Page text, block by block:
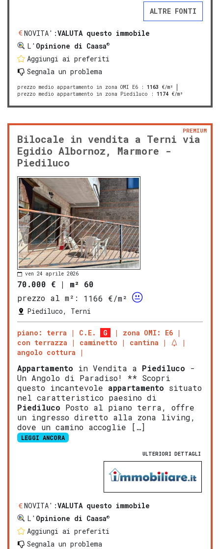
ALTRE FONTI
NOVITA':VALUTA questo immobile
L' Opinione di Caasa®
Aggiungi ai preferiti
Segnala un problema
prezzo medio appartamento in zona OMI E6 : 1163 €/m²
prezzo medio appartamento in zona Piediluco : 1174 €/m²
Bilocale in vendita a Terni via
Egidio Albornoz, Marmore -
Piediluco
PREMIUM
ven 24 aprile 2026
70.000 € | m² 60
prezzo al m²:
1166 €/m²
Piediluco, Terni
piano: terra C.E. G
zona OMI: E6
con terrazza
caminetto
cantina
angolo cottura
Appartamento in Vendita a Piediluco -
Un Angolo di Paradiso! ** Scopri
questo incantevole appartamento situato
nel caratteristico paesino di
Piediluco Posto al piano terra, offre
un ingresso diretto alla zona living,
dove un camino accoglie […]
LEGGI ANCORA
ULTERIORI DETTAGLI
NOVITA':VALUTA questo immobile
L' Opinione di Caasa®
Aggiungi ai preferiti
Segnala un problema